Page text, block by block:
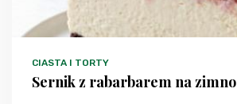
CIASTA I TORTY
Sernik z rabarbarem na zimno